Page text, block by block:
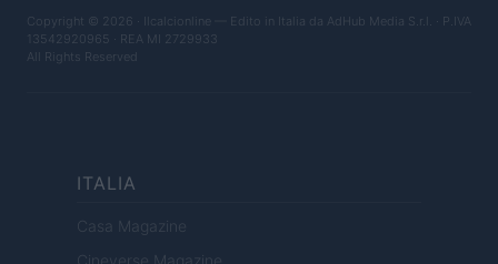
Copyright © 2026 · Ilcalcionline — Edito in Italia da AdHub Media S.r.l. · P.IVA
13542920965 · REA MI 2729933
All Rights Reserved
ITALIA
Casa Magazine